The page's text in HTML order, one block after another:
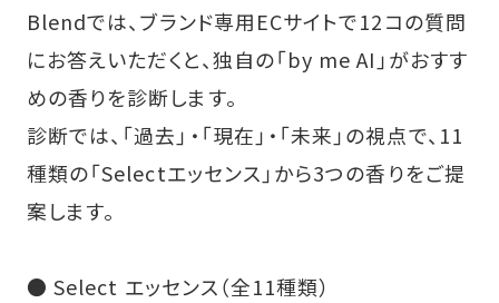
Blendでは、ブランド専用ECサイトで12コの質問
にお答えいただくと、独自の「by me AI」がおすす
めの香りを診断します。
診断では、「過去」・「現在」・「未来」の視点で、11
種類の「Selectエッセンス」から3つの香りをご提
案します。
● Select エッセンス（全11種類）